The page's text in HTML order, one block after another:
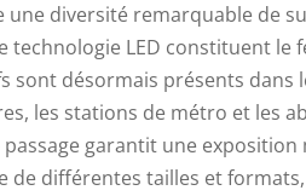
une diversité remarquable de
technologie LED constituent le
sont désormais présents dans
les stations de métro et les
garantit une exposition
de différentes tailles et